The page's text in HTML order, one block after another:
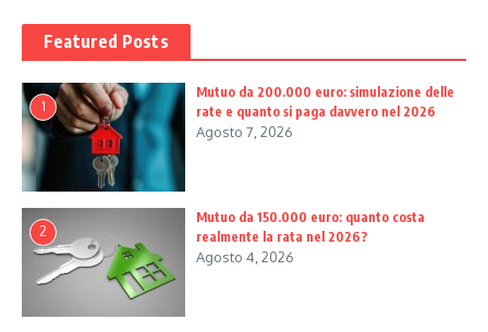
Featured Posts
1
Mutuo da 200.000 euro: simulazione delle
rate e quanto si paga davvero nel 2026
Agosto 7, 2026
2
Mutuo da 150.000 euro: quanto costa
realmente la rata nel 2026?
Agosto 4, 2026